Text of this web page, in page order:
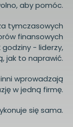
aby pomóc.
tymczasowych
finansowych
godziny - liderzy,
jak to naprawić.
wprowadzają
w jedną firmę.
się sama.